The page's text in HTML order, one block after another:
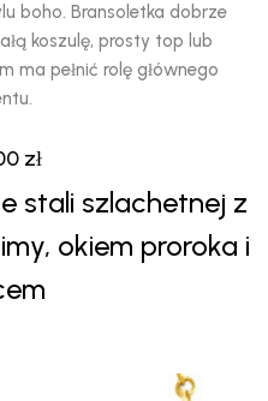
stali szlachetnej z
okiem proroka i
zł
boho. Bransoletka dobrze
koszulę, prosty top lub
ma pełnić rolę głównego